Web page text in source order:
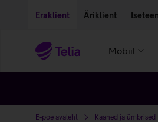
Eraklient Äriklient
Mobiil
E-poe avaleht Kaaned ja ümbrised